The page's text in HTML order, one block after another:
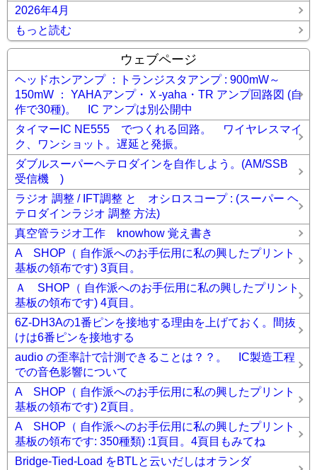
2026年4月
もっと読む
ウェブページ
ヘッドホンアンプ ：トランジスタアンプ : 900mW～
150mW ： YAHAアンプ・Ｘ-yaha・TR アンプ回路図 (自
作で30種)。 IC アンプは別公開中
タイマーIC NE555 でつくれる回路。 ワイヤレスマイ
ク、ワンショット。遅延と発振。
ダブルスーパーヘテロダインを自作しよう。(AM/SSB
受信機 )
ラジオ 調整 / IFT調整 と オシロスコープ : (スーパー ヘ
テロダインラジオ 調整 方法)
真空管ラジオ工作 knowhow 覚え書き
A SHOP（ 自作派へのお手伝用に私の興したプリント
基板の領布です) 3頁目。
Ａ SHOP（ 自作派へのお手伝用に私の興したプリント
基板の領布です) 4頁目。
6Z-DH3Aの1番ピンを接地する理由を上げておく。間抜
けは6番ピンを接地する
audio の歪率計で計測できることは？？。 IC製造工程
での音色影響について
A SHOP（ 自作派へのお手伝用に私の興したプリント
基板の領布です) 2頁目。
A SHOP（ 自作派へのお手伝用に私の興したプリント
基板の領布です: 350種類) :1頁目。4頁目もみてね
Bridge-Tied-Load をBTLと云いだしはオランダ